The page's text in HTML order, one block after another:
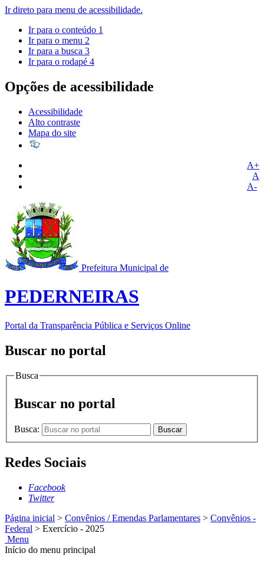
Ir direto para menu de acessibilidade.
Ir para o conteúdo 1
Ir para o menu 2
Ir para a busca 3
Ir para o rodapé 4
Opções de acessibilidade
Acessibilidade
Alto contraste
Mapa do site
A+
A
A-
Prefeitura Municipal de
PEDERNEIRAS
Portal da Transparência Pública e Serviços Online
Buscar no portal
Busca
Buscar no portal
Busca: Buscar
Redes Sociais
Facebook
Twitter
Página inicial > Convênios / Emendas Parlamentares > Convênios -
Federal > Exercício - 2025
Menu
Início do menu principal